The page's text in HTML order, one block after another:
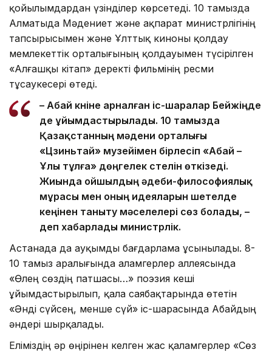
қойылымдардан үзінділер көрсетеді. 10 тамызда
Алматыда Мәдениет және ақпарат министрлігінің
тапсырысымен және Ұлттық киноны қолдау
мемлекеттік орталығының қолдауымен түсірілген
«Алғашқы кітап» деректі фильмінің ресми
тұсаукесері өтеді.
– Абай күніне арналған іс-шаралар Бейжіңде
де ұйымдастырылады. 10 тамызда
Қазақстанның мәдени орталығы
«Цзиньтай» музейімен бірлесіп «Абай –
Ұлы тұлға» дөңгелек үстелін өткізеді.
Жиында ойшылдың әдеби-философиялық
мұрасы мен оның идеяларын шетелде
кеңінен таныту мәселелері сөз болады, –
деп хабарлады министрлік.
Астанада да ауқымды бағдарлама ұсынылады. 8-
10 тамыз аралығында Қаламгерлер аллеясында
«Өлең сөздің патшасы…» поэзия кеші
ұйымдастырылып, қала саябақтарында өтетін
«Әнді сүйсең, менше сүй» іс-шарасында Абайдың
әндері шырқалады.
Еліміздің әр өңірінен келген жас қаламгерлер «Сөз